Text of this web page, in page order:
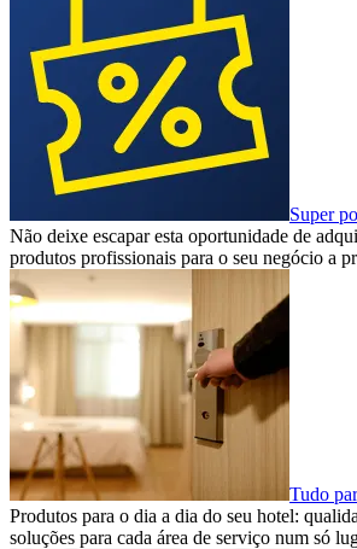
Super
Não deixe escapar esta oportunidade de
produtos profissionais para o seu negócio a
Tudo
Produtos para o dia a dia do seu hotel:
soluções para cada área de serviço num só